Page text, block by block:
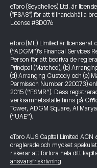
eToro (Seychelles) Ltd. är
("FSAS") för att tillhandahålla
License #SD076
eToro (ME) Limited är
(“ADGM”)’s Financial Services
Person för att bedriva de
Principal (Matched), (b)
(d) Arranging Custody och (e)
Permission Number 220073)
2015 (“FSMR”). Dess
verksamhetsställe finns på
Tower, ADGM Square, Al
(“UAE”).
eToro AUS Capital Limited
oreglerade och mycket
riskerar att förlora hela ditt
ansvarsfriskrivning